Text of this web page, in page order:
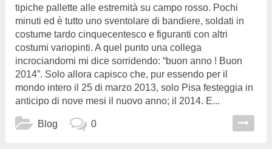
tipiche pallette alle estremità su campo rosso. Pochi
minuti ed è tutto uno sventolare di bandiere, soldati in
costume tardo cinquecentesco e figuranti con altri
costumi variopinti. A quel punto una collega
incrociandomi mi dice sorridendo: “buon anno ! Buon
2014”. Solo allora capisco che, pur essendo per il
mondo intero il 25 di marzo 2013, solo Pisa festeggia in
anticipo di nove mesi il nuovo anno; il 2014. E...
Blog 0